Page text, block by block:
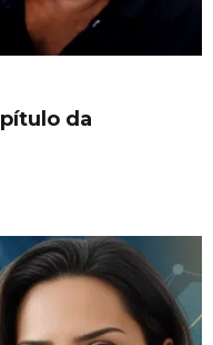
da